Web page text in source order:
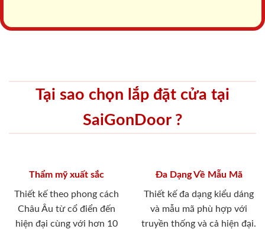
Tại sao chọn lắp đặt cửa tại
SaiGonDoor ?
Thẩm mỹ xuất sắc
Thiết kế theo phong cách
Châu Âu từ cổ điển đến
hiện đại cùng với hơn 10
Đa Dạng Về Mẫu Mã
Thiết kế đa dạng kiểu dáng
và mẫu mã phù hợp với
truyền thống và cả hiện đại.